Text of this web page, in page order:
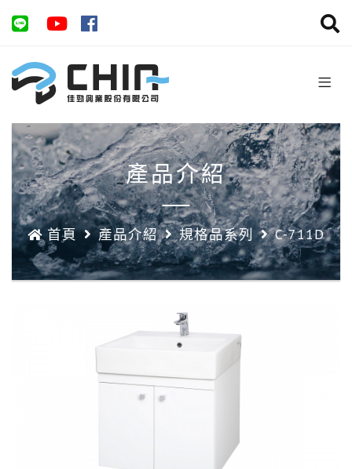
產品介紹
首頁 產品介紹 規格品系列 C-711D